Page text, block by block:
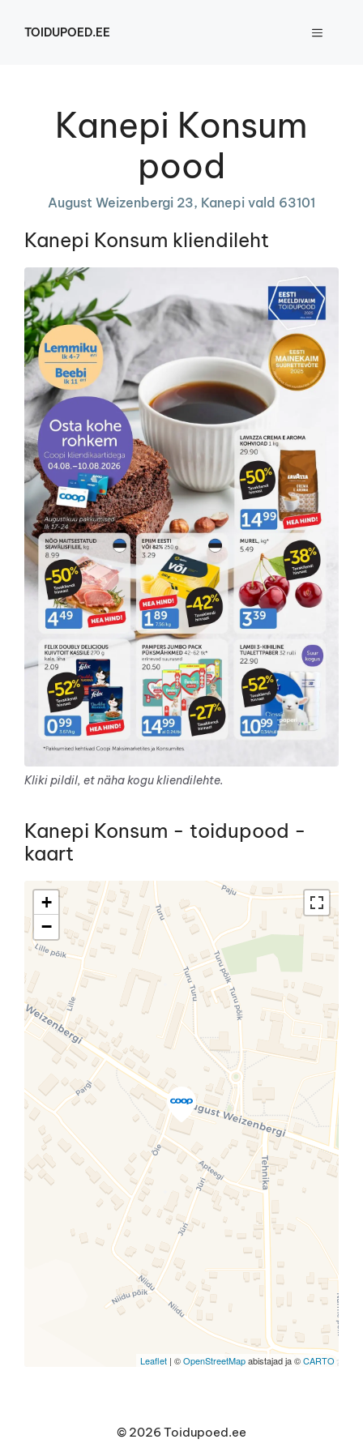
TOIDUPOED.EE MENU
Kanepi Konsum
pood
August Weizenbergi 23, Kanepi vald 63101
Kanepi Konsum kliendileht
Kliki pildil, et näha kogu kliendilehte.
Kanepi Konsum - toidupood -
kaart
Travelers' Map is loading...
If you see this after your page is
loaded completely, leafletJS files
are missing.
+
−
Leaflet | ©OpenStreetMapabistajad ja ©CARTO
© 2026 Toidupoed.ee